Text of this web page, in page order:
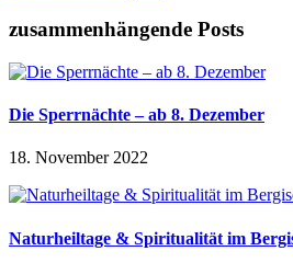
zusammenhängende Posts
Die Sperrnächte – ab 8. Dezember
18. November 2022
Naturheiltage & Spiritualität im